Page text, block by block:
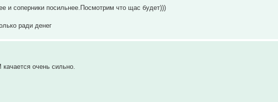
и соперники посильнее.Посмотрим что щас будет)))
ради денег
очень сильно.